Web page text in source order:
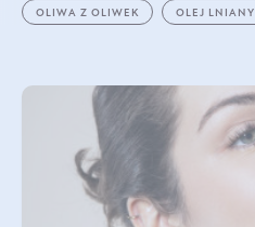
OLIWA Z OLIWEK OLEJ LNIANY